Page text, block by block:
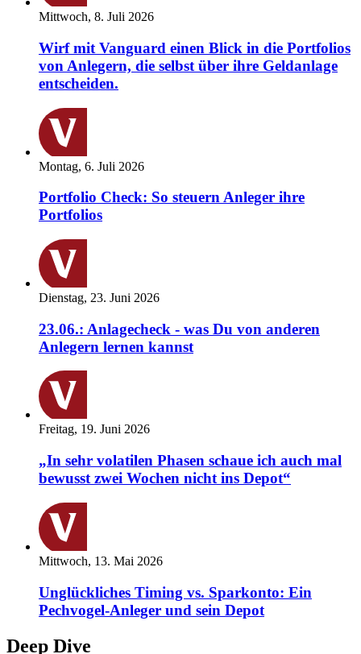
Mittwoch, 8. Juli 2026
Wirf mit Vanguard einen Blick in die Portfolios
von Anlegern, die selbst über ihre Geldanlage
entscheiden.
Montag, 6. Juli 2026
Portfolio Check: So steuern Anleger ihre
Portfolios
Dienstag, 23. Juni 2026
23.06.: Anlagecheck - was Du von anderen
Anlegern lernen kannst
Freitag, 19. Juni 2026
„In sehr volatilen Phasen schaue ich auch mal
bewusst zwei Wochen nicht ins Depot“
Mittwoch, 13. Mai 2026
Unglückliches Timing vs. Sparkonto: Ein
Pechvogel-Anleger und sein Depot
Deep Dive